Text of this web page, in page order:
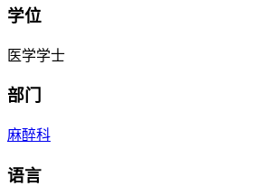
学位
医学学士
部门
麻醉科
语言